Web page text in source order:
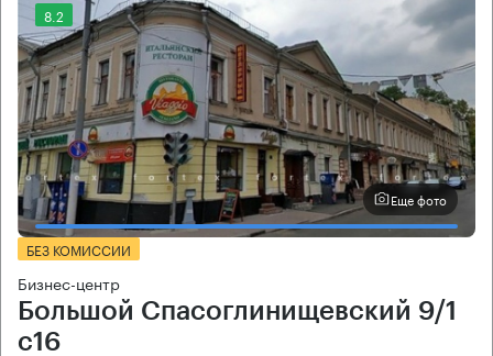
8.2
Еще фото
БЕЗ КОМИССИИ
Бизнес-центр
Большой Спасоглинищевский 9/1
с16